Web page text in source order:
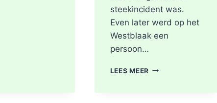
steekincident was.
Even later werd op het
Westblaak een
persoon…
LEES MEERPOLITIE